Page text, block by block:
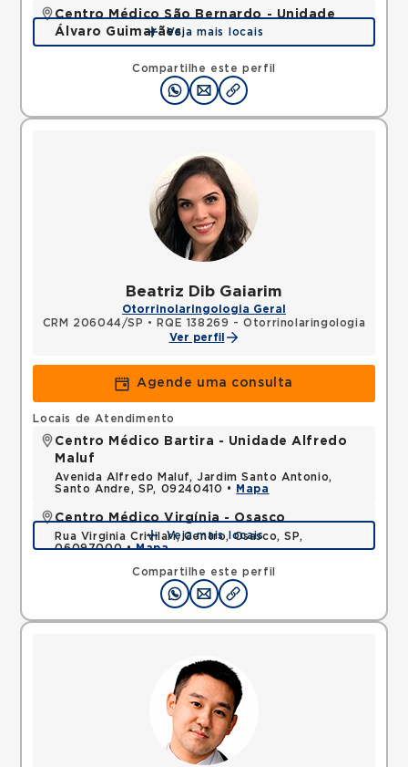
Compartilhe este perfil
Centro Médico São Bernardo - Unidade
Álvaro Guimarães
Avenida Alvaro Guimaraes, Assuncao, Sao Bernardo
do Campo, SP, 09810010 •
Mapa
Veja mais locais
Beatriz Dib Gaiarim
Otorrinolaringologia Geral
CRM 206044/SP •
RQE 138269 - Otorrinolaringologia
Ver perfil
Agende uma consulta
Compartilhe este perfil
Locais de Atendimento
Centro Médico Bartira - Unidade Alfredo
Maluf
Avenida Alfredo Maluf, Jardim Santo Antonio,
Santo Andre, SP, 09240410 •
Mapa
Centro Médico Virgínia - Osasco
Rua Virginia Crivilari, Centro, Osasco, SP,
06097000 •Mapa
Veja mais locais